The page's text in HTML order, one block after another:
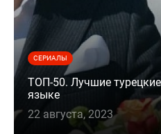
СЕРИАЛЫ
ТОП-50. Лучшие
языке
22 августа, 2023